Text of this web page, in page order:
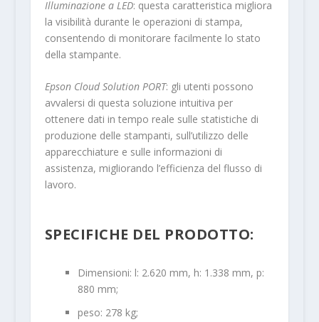
Illuminazione a LED: questa caratteristica migliora
la visibilità durante le operazioni di stampa,
consentendo di monitorare facilmente lo stato
della stampante.
Epson Cloud Solution PORT: gli utenti possono
avvalersi di questa soluzione intuitiva per
ottenere dati in tempo reale sulle statistiche di
produzione delle stampanti, sull’utilizzo delle
apparecchiature e sulle informazioni di
assistenza, migliorando l’efficienza del flusso di
lavoro.
SPECIFICHE DEL PRODOTTO:
Dimensioni: l: 2.620 mm, h: 1.338 mm, p:
880 mm;
peso: 278 kg;